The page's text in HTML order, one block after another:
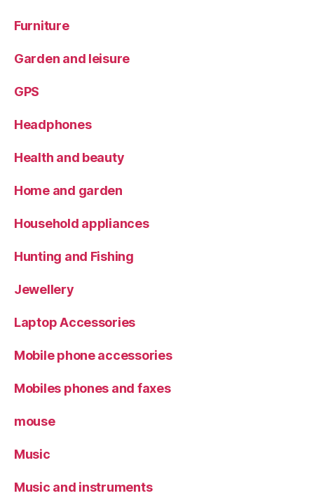
Furniture
Garden and leisure
GPS
Headphones
Health and beauty
Home and garden
Household appliances
Hunting and Fishing
Jewellery
Laptop Accessories
Mobile phone accessories
Mobiles phones and faxes
mouse
Music
Music and instruments